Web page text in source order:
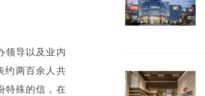
领导以及业内
约两百余人共
特殊的信，在